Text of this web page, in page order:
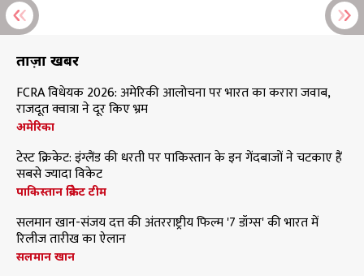
ताज़ा खबरें
FCRA विधेयक 2026: अमेरिकी आलोचना पर भारत का करारा जवाब,
राजदूत क्वात्रा ने दूर किए भ्रम
अमेरिका
टेस्ट क्रिकेट: इंग्लैंड की धरती पर पाकिस्तान के इन गेंदबाजों ने चटकाए हैं
सबसे ज्यादा विकेट
पाकिस्तान क्रिकेट टीम
सलमान खान-संजय दत्त की अंतरराष्ट्रीय फिल्म '7 डॉग्स' की भारत में
रिलीज तारीख का ऐलान
सलमान खान